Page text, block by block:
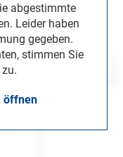
abgestimmte
Leider haben
gegeben.
stimmen Sie
öffnen